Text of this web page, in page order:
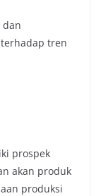
dan
tren
prospek
akan produk
produksi